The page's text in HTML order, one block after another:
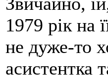
1979 рік на
не дуже-то
асистентка